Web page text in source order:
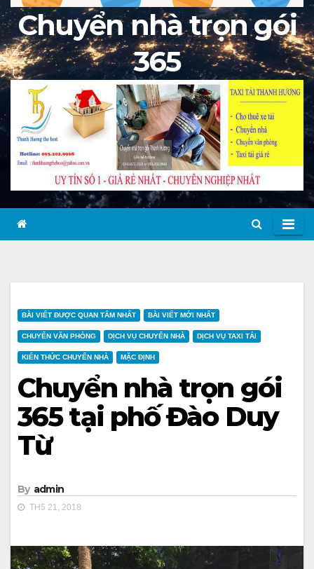
Chuyển nhà trọn gói
365
BÀI VIẾT ĐƯỢC QUAN TÂM NHẤT BÀI VIẾT MỚI NHẤT
CHUYỂN VĂN PHÒNG DỊCH VỤ CHUYỂN NHÀ DỊCH VỤ TAXI TẢI
KIẾN THỨC CHUYỂN NHÀ MẶC ĐỊNH
Chuyển nhà trọn gói
365 tại phố Đào Duy
Từ
By admin
TH5 21, 2018